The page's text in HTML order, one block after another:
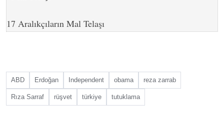
17 Aralıkçıların Mal Telaşı
ABD Erdoğan Independent obama reza zarrab
Rıza Sarraf rüşvet türkiye tutuklama